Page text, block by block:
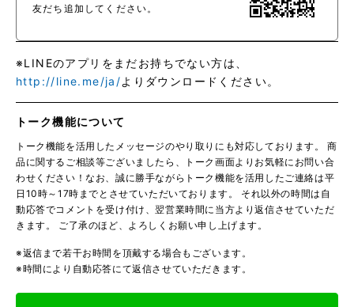
友だち追加してください。
※LINEのアプリをまだお持ちでない方は、
http://line.me/ja/よりダウンロードください。
トーク機能について
トーク機能を活用したメッセージのやり取りにも対応しております。 商
品に関するご相談等ございましたら、トーク画面よりお気軽にお問い合
わせください！なお、誠に勝手ながらトーク機能を活用したご連絡は平
日10時～17時までとさせていただいております。 それ以外の時間は自
動応答でコメントを受け付け、翌営業時間に当方より返信させていただ
きます。 ご了承のほど、よろしくお願い申し上げます。
※返信まで若干お時間を頂戴する場合もございます。
※時間により自動応答にて返信させていただきます。